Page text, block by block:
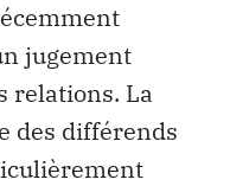
jugement
relations. La
des différends